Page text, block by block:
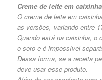
Creme de leite em
O creme de leite em
as versões, variando entre
Quando está na caixinha, o
o soro e é impossível
Dessa forma, se a receita
deve usar esse produto.